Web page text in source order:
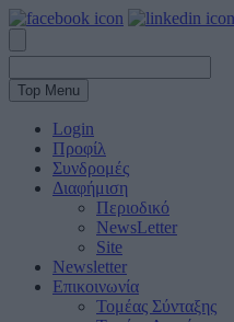
Top Menu
Login
Προφίλ
Συνδρομές
Διαφήμιση
Περιοδικό
NewsLetter
Site
Newsletter
Επικοινωνία
Τομέας Σύνταξης